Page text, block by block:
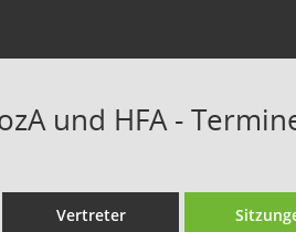
und HFA -
Vertreter